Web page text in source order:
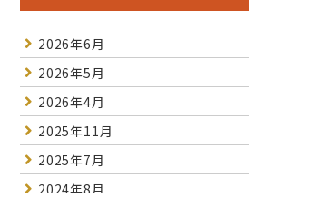
2026年6月
2026年5月
2026年4月
2025年11月
2025年7月
2024年8月